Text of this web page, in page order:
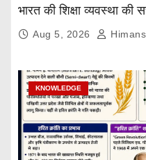
भारत की शिक्षा व्यवस्था की
Aug 5, 2026
KNOWLEDGE